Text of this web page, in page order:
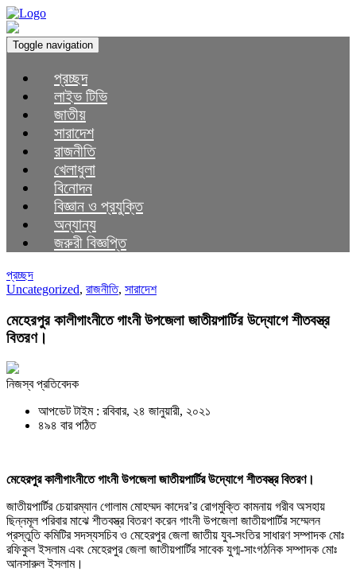
Toggle navigation
প্রচ্ছদ
লাইভ টিভি
জাতীয়
সারাদেশ
রাজনীতি
খেলাধুলা
বিনোদন
বিজ্ঞান ও প্রযুক্তি
অন্যান্য
জরুরী বিজ্ঞপ্তি
প্রচ্ছদ
Uncategorized, রাজনীতি, সারাদেশ
মেহেরপুর কালীগাংনীতে গাংনী উপজেলা জাতীয়পার্টির উদ্যোগে শীতবস্ত্র
বিতরণ।
নিজস্ব প্রতিবেদক
আপডেট টাইম : রবিবার, ২৪ জানুয়ারী, ২০২১
৪৯৪ বার পঠিত
মেহেরপুর কালীগাংনীতে গাংনী উপজেলা জাতীয়পার্টির উদ্যোগে শীতবস্ত্র বিতরণ।
জাতীয়পার্টির চেয়ারম্যান গোলাম মোহম্মদ কাদের’র রোগমুক্তি কামনায় গরীব অসহায়
ছিন্নমূল পরিবার মাঝে শীতবস্ত্র বিতরণ করেন গাংনী উপজেলা জাতীয়পার্টির সম্মেলন
প্রস্তুতি কমিটির সদস্যসচিব ও মেহেরপুর জেলা জাতীয় যুব-সংতির সাধারণ সম্পাদক মোঃ
রফিকুল ইসলাম এবং মেহেরপুর জেলা জাতীয়পার্টির সাবেক যুগ্ম-সাংগঠনিক সম্পাদক মোঃ
আনসারুল ইসলাম।